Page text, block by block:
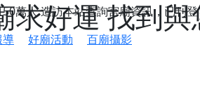
好運 找到
萬人造訪本站查詢宮廟資訊，已刊
導 好廟活動 百廟攝影